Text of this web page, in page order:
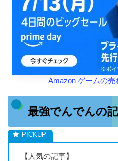
Amazon ゲームの売
最強でんでんの記
【人気の記事】